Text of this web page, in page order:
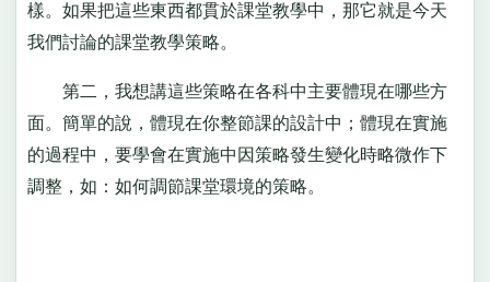
樣。如果把這些東西都貫於課堂教學中，那它就是今天
我們討論的課堂教學策略。
第二，我想講這些策略在各科中主要體現在哪些方
面。簡單的說，體現在你整節課的設計中；體現在實施
的過程中，要學會在實施中因策略發生變化時略微作下
調整，如：如何調節課堂環境的策略。